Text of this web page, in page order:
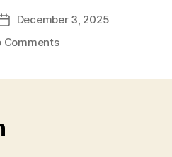
Post
date
December 3, 2025
Commentson